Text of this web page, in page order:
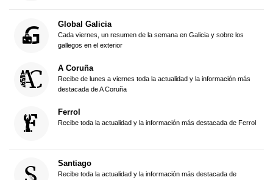
Global Galicia
Cada viernes, un resumen de la semana en Galicia y sobre los
gallegos en el exterior
A Coruña
Recibe de lunes a viernes toda la actualidad y la información más
destacada de A Coruña
Ferrol
Recibe toda la actualidad y la información más destacada de Ferrol
Santiago
Recibe toda la actualidad y la información más destacada de